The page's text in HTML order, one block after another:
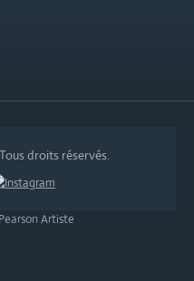
droits réservés.
Artiste